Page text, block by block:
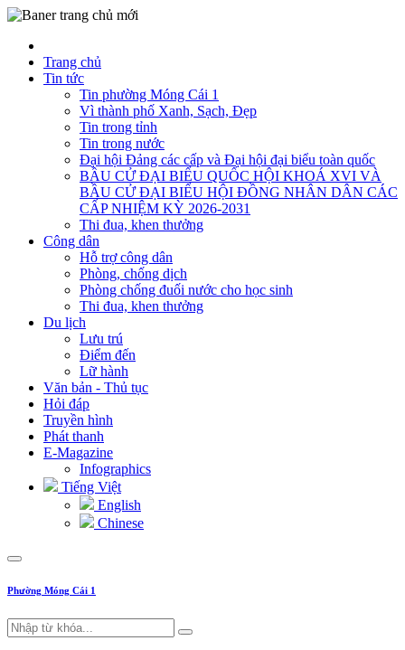
Trang chủ
Tin tức
Tin phường Móng Cái 1
Vì thành phố Xanh, Sạch, Đẹp
Tin trong tỉnh
Tin trong nước
Đại hội Đảng các cấp và Đại hội đại biểu toàn quốc
BẦU CỬ ĐẠI BIỂU QUỐC HỘI KHOÁ XVI VÀ
BẦU CỬ ĐẠI BIỂU HỘI ĐỒNG NHÂN DÂN CÁC
CẤP NHIỆM KỲ 2026-2031
Thi đua, khen thưởng
Công dân
Hỗ trợ công dân
Phòng, chống dịch
Phòng chống đuối nước cho học sinh
Thi đua, khen thưởng
Du lịch
Lưu trú
Điểm đến
Lữ hành
Văn bản - Thủ tục
Hỏi đáp
Truyền hình
Phát thanh
E-Magazine
Infographics
Tiếng Việt
English
Chinese
Phường Móng Cái 1